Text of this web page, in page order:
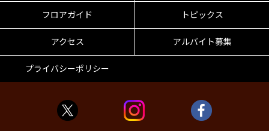
フロアガイド トピックス
アクセス アルバイト募集
プライバシーポリシー